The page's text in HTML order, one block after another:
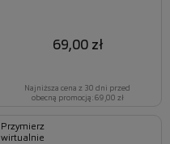
69,00 zł
Najniższa cena z 30 dni przed
obecną promocją: 69,00 zł
Przymierz
wirtualnie